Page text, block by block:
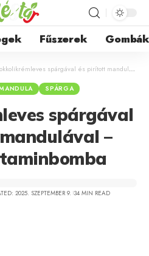
Fűszerek Gombák
spárgával és pirított mandulával – tavaszi vitaminbomba
SPÁRGA
spárgával
–
2025. SZEPTEMBER 9. 34 MIN READ